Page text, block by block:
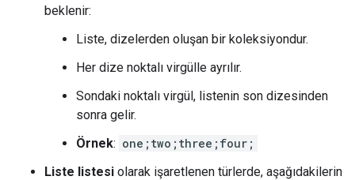
beklenir:
Liste, dizelerden oluşan bir koleksiyondur.
Her dize noktalı virgülle ayrılır.
Sondaki noktalı virgül, listenin son dizesinden
sonra gelir.
Örnek: one;two;three;four;
Liste listesi olarak işaretlenen türlerde, aşağıdakilerin